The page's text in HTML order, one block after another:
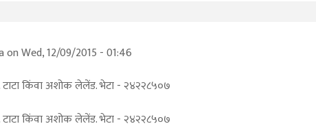
on Wed, 12/09/2015 - 01:46
टाटा किंवा अशोक लेलेंड. भेटा - २४२२८५०७
टाटा किंवा अशोक लेलेंड. भेटा - २४२२८५०७